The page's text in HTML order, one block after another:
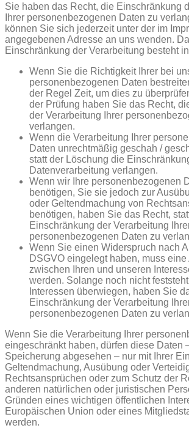
Sie haben das Recht, die Einschränkung
Ihrer personenbezogenen Daten zu
können Sie sich jederzeit unter der im
angegebenen Adresse an uns wenden.
Einschränkung der Verarbeitung besteht
Wenn Sie die Richtigkeit Ihrer bei
personenbezogenen Daten
der Regel Zeit, um dies zu
der Prüfung haben Sie das Recht,
der Verarbeitung Ihrer
verlangen.
Wenn die Verarbeitung Ihrer
Daten unrechtmäßig geschah /
statt der Löschung die
Datenverarbeitung verlangen.
Wenn wir Ihre personenbezogenen
benötigen, Sie sie jedoch zur
oder Geltendmachung von
benötigen, haben Sie das Recht,
Einschränkung der Verarbeitung
personenbezogenen Daten zu
Wenn Sie einen Widerspruch nach
DSGVO eingelegt haben, muss
zwischen Ihren und unseren
werden. Solange noch nicht
Interessen überwiegen, haben Sie
Einschränkung der Verarbeitung
personenbezogenen Daten zu
Wenn Sie die Verarbeitung Ihrer
eingeschränkt haben, dürfen diese Daten
Speicherung abgesehen – nur mit Ihrer
Geltendmachung, Ausübung oder
Rechtsansprüchen oder zum Schutz der
anderen natürlichen oder juristischen
Gründen eines wichtigen öffentlichen
Europäischen Union oder eines
werden.